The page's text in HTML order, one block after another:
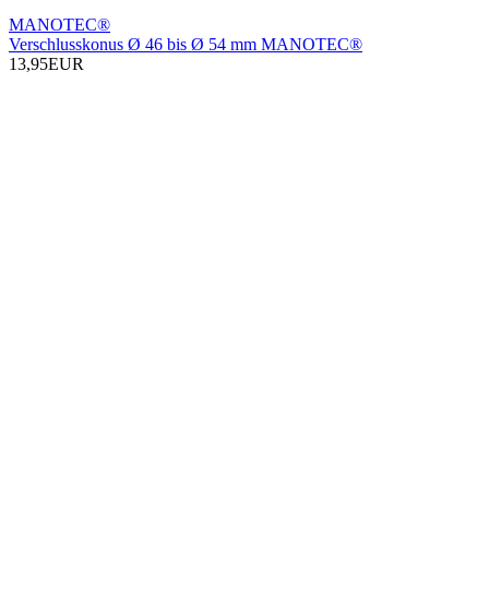
MANOTEC®
Verschlusskonus Ø 46 bis Ø 54 mm MANOTEC®
13,95EUR